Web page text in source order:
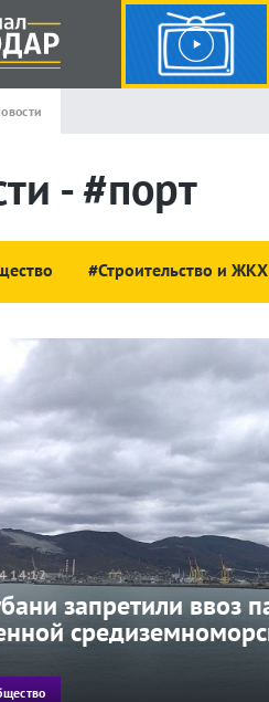
- #порт
#Строительство и ЖКХ
14:12
запретили ввоз